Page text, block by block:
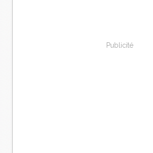
Publicité